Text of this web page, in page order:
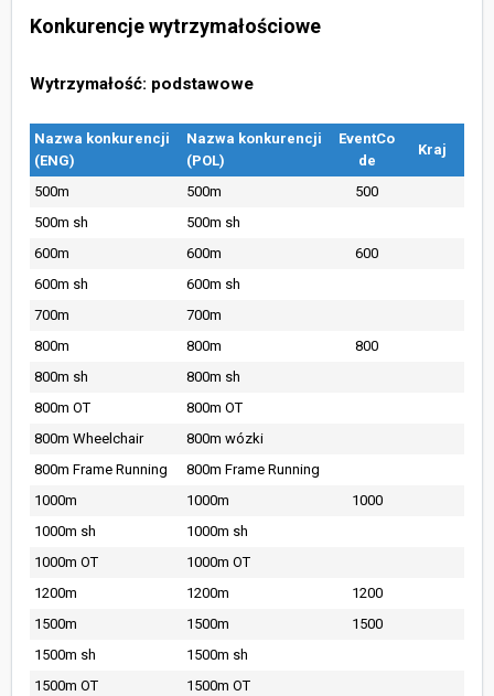
Konkurencje wytrzymałościowe
Wytrzymałość: podstawowe
Nazwa konkurencji
(ENG)
Nazwa konkurencji
(POL)
EventCo
de
Kraj
500m 500m
500
500m sh
500m sh
600m
600m
600
600m sh
600m sh
700m
700m
800m
800m
800
800m sh
800m sh
800m OT
800m OT
800m Wheelchair
800m wózki
800m Frame Running
800m Frame Running
1000m
1000m
1000
1000m sh
1000m sh
1000m OT
1000m OT
1200m
1200m
1200
1500m
1500m
1500
1500m sh
1500m sh
1500m OT
1500m OT